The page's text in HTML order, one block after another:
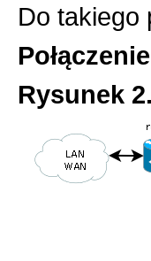
Do takiego
Rysunek 2.